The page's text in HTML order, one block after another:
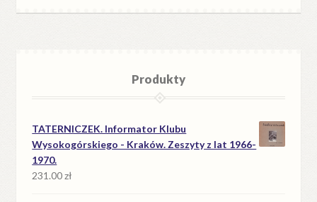
Produkty
TATERNICZEK. Informator Klubu
Wysokogórskiego - Kraków. Zeszyty z lat 1966-
1970.
231.00zł